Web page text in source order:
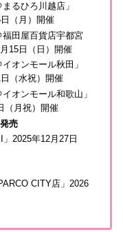
るひろ川越店」
（月）開催
福田屋百貨店宇都宮
15日（日）開催
オンモール秋田」
（水祝）開催
オンモール和歌山」
（月祝）開催
売
2025年12月27日
CITY店」2026